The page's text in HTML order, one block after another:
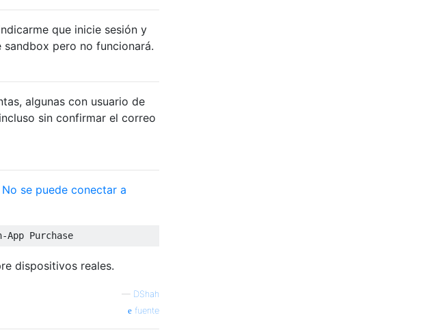
que inicie sesión y
pero no funcionará.
algunas con usuario de
sin confirmar el correo
se puede conectar a
-App Purchase
dispositivos reales.
— DShah
fuente